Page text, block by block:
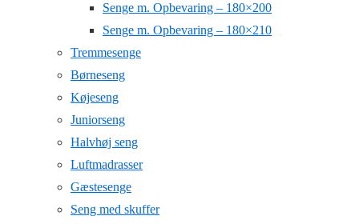
Senge m. Opbevaring – 180×200
Senge m. Opbevaring – 180×210
Tremmesenge
Børneseng
Køjeseng
Juniorseng
Halvhøj seng
Luftmadrasser
Gæstesenge
Seng med skuffer